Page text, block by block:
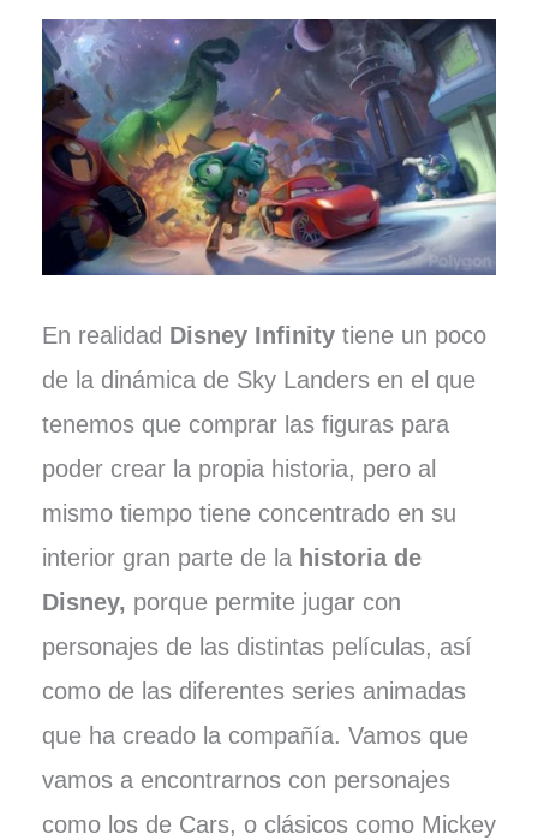
En realidad Disney Infinitytiene un poco
de la dinámica de Sky Landers en el que
tenemos que comprar las figuras para
poder crear la propia historia, pero al
mismo tiempo tiene concentrado en su
interior gran parte de la historia de
Disney, porque permite jugar con
personajes de las distintas películas, así
como de las diferentes series animadas
que ha creado la compañía. Vamos que
vamos a encontrarnos con personajes
como los de Cars, o clásicos como Mickey